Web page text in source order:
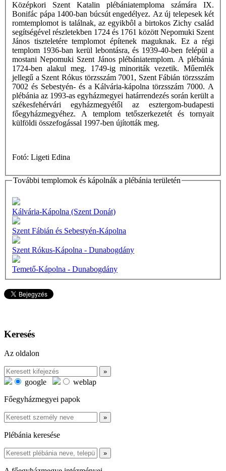
Középkori Szent Katalin plébániatemploma számára IX.
Bonifác pápa 1400-ban búcsút engedélyez. Az új telepesek két
romtemplomot is találnak, az egyikbôl a birtokos Zichy család
segítségével részletekben 1724 és 1761 között Nepomuki Szent
János tiszteletére templomot építenek maguknak. Ez a régi
templom 1936-ban kerül lebontásra, és 1939-40-ben felépül a
mostani Nepomuki Szent János plébániatemplom. A plébánia
1724-ben alakul meg. 1749-ig minoriták vezetik. Műemlék
jellegű a Szent Rókus törzsszám 7001, Szent Fábián törzsszám
7002 és Sebestyén- és a Kálvária-kápolna törzsszám 7000. A
plébánia az 1993-as egyházmegyei határrendezés során került a
székesfehérvári egyházmegyétől az esztergom-budapesti
főegyházmegyéhez. A templom tetőszerkezetét és tornyait
külföldi összefogással 1997-ben újították meg.
Fotó: Ligeti Edina
További templomok és kápolnák a plébánia területén
Kálvária-Kápolna (Szent Donát)
Szent Fábián és Sebestyén-Kápolna
Szent Rókus-Kápolna - Dunabogdány
Temető-Kápolna - Dunabogdány
Keresés
Az oldalon
google
weblap
Főegyházmegyei papok
Plébánia keresése